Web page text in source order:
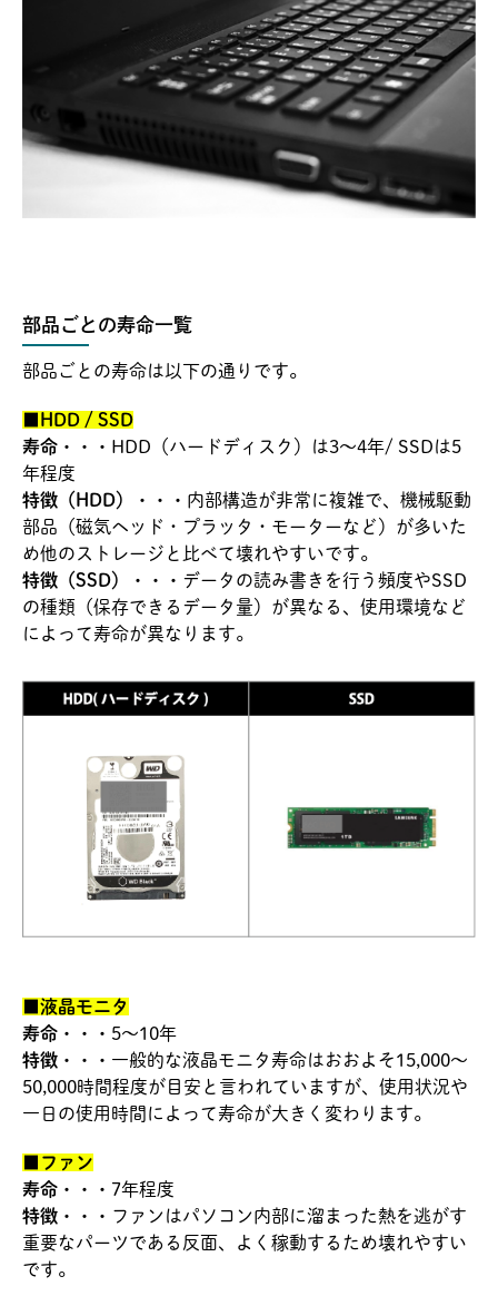
部品ごとの寿命一覧
部品ごとの寿命は以下の通りです。
■HDD / SSD
寿命・・・ HDD（ハードディスク）は3～4年/ SSDは5
年程度
特徴（HDD）・・・ 内部構造が非常に複雑で、機械駆動
部品（磁気ヘッド・プラッタ・モーターなど）が多いた
め他のストレージと比べて壊れやすいです。
特徴（SSD）・・・ データの読み書きを行う頻度やSSD
の種類（保存できるデータ量）が異なる、使用環境など
によって寿命が異なります。
■液晶モニタ
寿命・・・ 5～10年
特徴・・・ 一般的な液晶モニタ寿命はおおよそ15,000～
50,000時間程度が目安と言われていますが、使用状況や
一日の使用時間によって寿命が大きく変わります。
■ファン
寿命・・・ 7年程度
特徴・・・ ファンはパソコン内部に溜まった熱を逃がす
重要なパーツである反面、よく稼動するため壊れやすい
です。